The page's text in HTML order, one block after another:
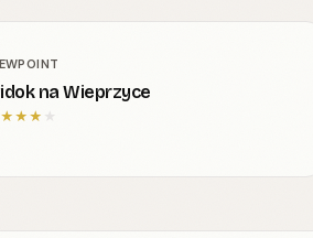
na Wieprzyce
★★★ ★